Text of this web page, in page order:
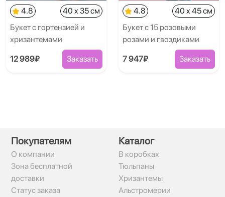
4.8
40 x 35 см
Букет с гортензией и
хризантемами
12 989₽ Заказать
4.8
40 x 45 см
Букет с 15 розовыми
розами и гвоздиками
7 947₽ Заказать
Покупателям
О компании
Зона бесплатной
доставки
Статус заказа
Каталог
В коробках
Тюльпаны
Хризантемы
Альстромерии